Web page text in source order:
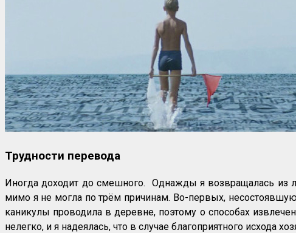
Трудности перевода
Иногда доходит до смешного. Однажды я возвращалась из
мимо я не могла по трём причинам. Во-первых,
каникулы проводила в деревне, поэтому о способах
нелегко, и я надеялась, что в случае благоприятного исхода